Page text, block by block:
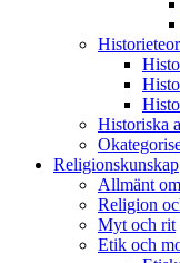
Historiska
Religionskunskap
Allmänt
Religion
Myt och rit
Etik och